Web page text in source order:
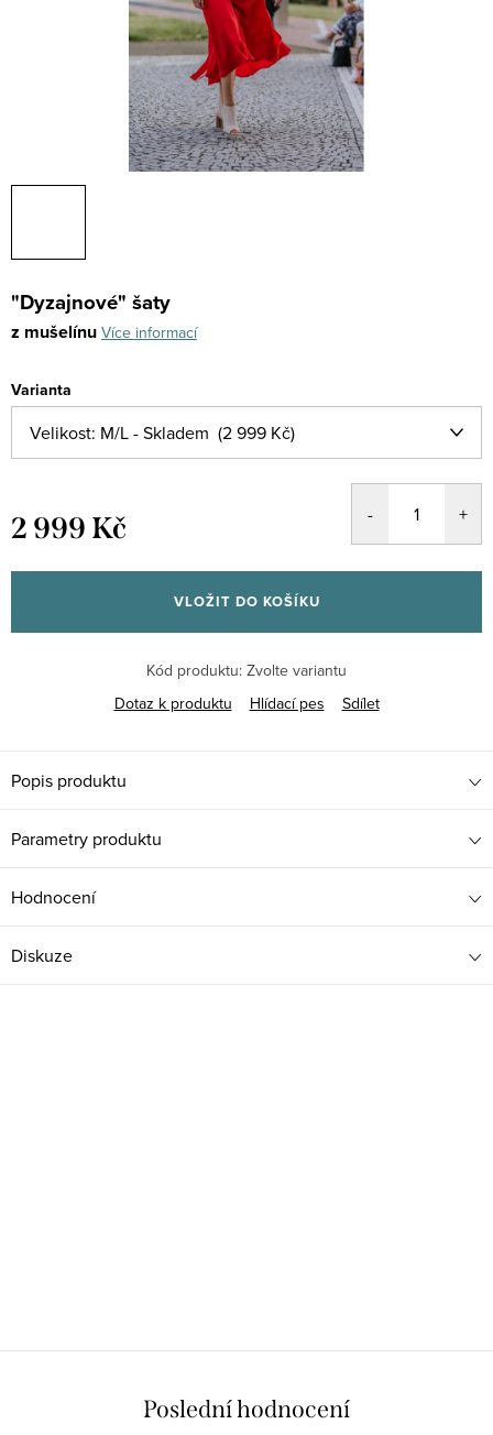
"Dyzajnové" šaty
z mušelínu Více informací
Varianta
2 999 Kč
cena:
VLOŽIT DO KOŠÍKU
Kód produktu: Zvolte variantu
Dotaz k produktu
Hlídací pes Sdílet
Popis produktu
Parametry produktu
Hodnocení
Diskuze
Poslední hodnocení